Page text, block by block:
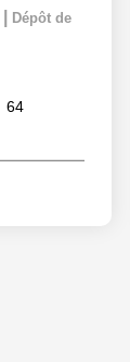
Dépôt de
64